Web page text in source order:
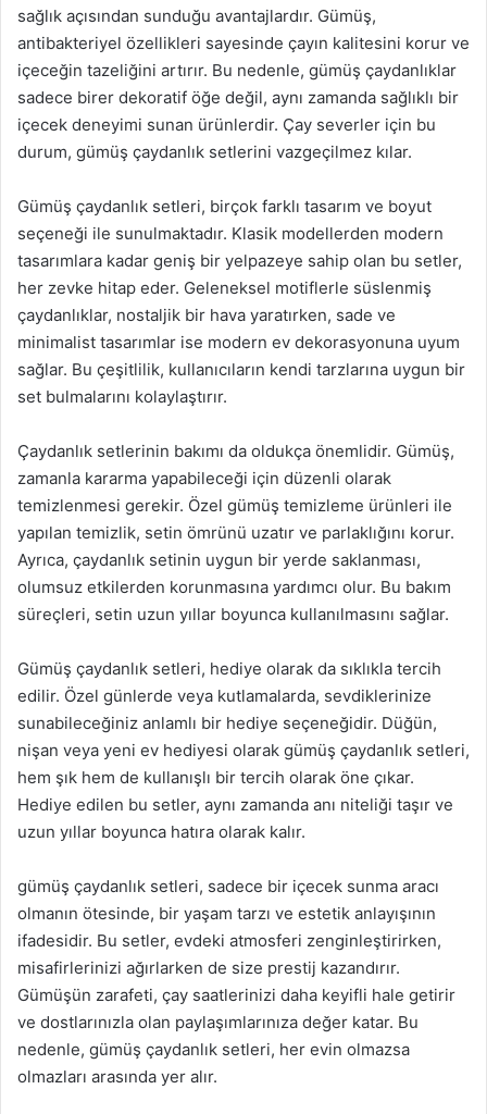
sağlık açısından sunduğu avantajlardır. Gümüş,
antibakteriyel özellikleri sayesinde çayın kalitesini korur ve
içeceğin tazeliğini artırır. Bu nedenle, gümüş çaydanlıklar
sadece birer dekoratif öğe değil, aynı zamanda sağlıklı bir
içecek deneyimi sunan ürünlerdir. Çay severler için bu
durum, gümüş çaydanlık setlerini vazgeçilmez kılar.
Gümüş çaydanlık setleri, birçok farklı tasarım ve boyut
seçeneği ile sunulmaktadır. Klasik modellerden modern
tasarımlara kadar geniş bir yelpazeye sahip olan bu setler,
her zevke hitap eder. Geleneksel motiflerle süslenmiş
çaydanlıklar, nostaljik bir hava yaratırken, sade ve
minimalist tasarımlar ise modern ev dekorasyonuna uyum
sağlar. Bu çeşitlilik, kullanıcıların kendi tarzlarına uygun bir
set bulmalarını kolaylaştırır.
Çaydanlık setlerinin bakımı da oldukça önemlidir. Gümüş,
zamanla kararma yapabileceği için düzenli olarak
temizlenmesi gerekir. Özel gümüş temizleme ürünleri ile
yapılan temizlik, setin ömrünü uzatır ve parlaklığını korur.
Ayrıca, çaydanlık setinin uygun bir yerde saklanması,
olumsuz etkilerden korunmasına yardımcı olur. Bu bakım
süreçleri, setin uzun yıllar boyunca kullanılmasını sağlar.
Gümüş çaydanlık setleri, hediye olarak da sıklıkla tercih
edilir. Özel günlerde veya kutlamalarda, sevdiklerinize
sunabileceğiniz anlamlı bir hediye seçeneğidir. Düğün,
nişan veya yeni ev hediyesi olarak gümüş çaydanlık setleri,
hem şık hem de kullanışlı bir tercih olarak öne çıkar.
Hediye edilen bu setler, aynı zamanda anı niteliği taşır ve
uzun yıllar boyunca hatıra olarak kalır.
gümüş çaydanlık setleri, sadece bir içecek sunma aracı
olmanın ötesinde, bir yaşam tarzı ve estetik anlayışının
ifadesidir. Bu setler, evdeki atmosferi zenginleştirirken,
misafirlerinizi ağırlarken de size prestij kazandırır.
Gümüşün zarafeti, çay saatlerinizi daha keyifli hale getirir
ve dostlarınızla olan paylaşımlarınıza değer katar. Bu
nedenle, gümüş çaydanlık setleri, her evin olmazsa
olmazları arasında yer alır.